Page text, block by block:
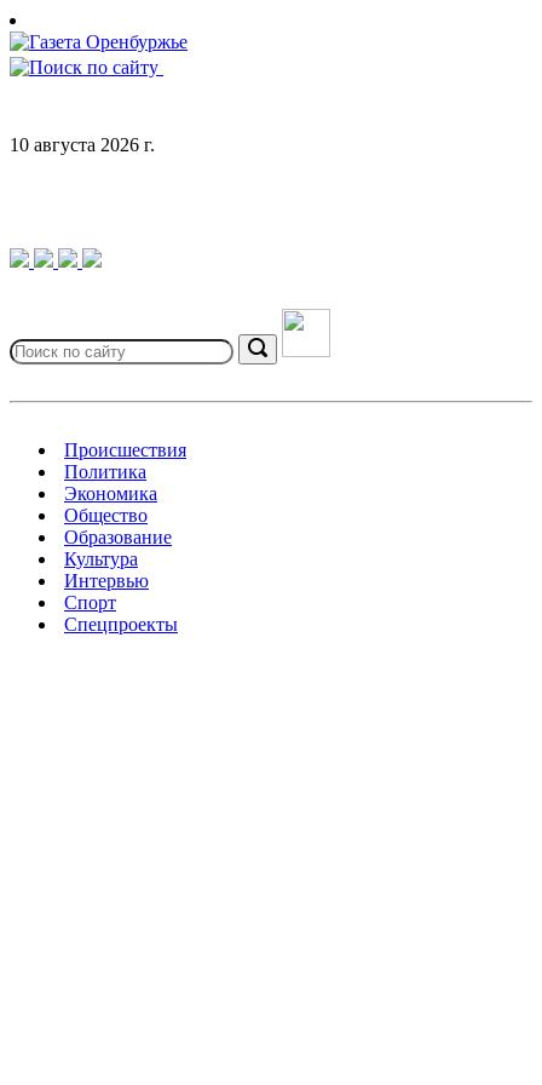
Skip
to
content
10 августа 2026 г.
for:
Search
Происшествия
Политика
Экономика
Общество
Образование
Культура
Интервью
Спорт
Спецпроекты